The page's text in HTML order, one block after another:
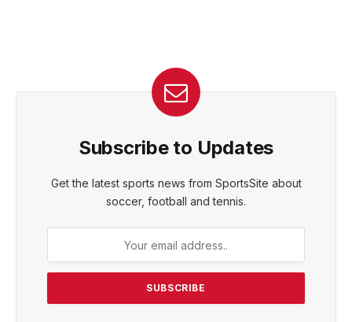
Subscribe to Updates
Get the latest sports news from SportsSite about
soccer, football and tennis.